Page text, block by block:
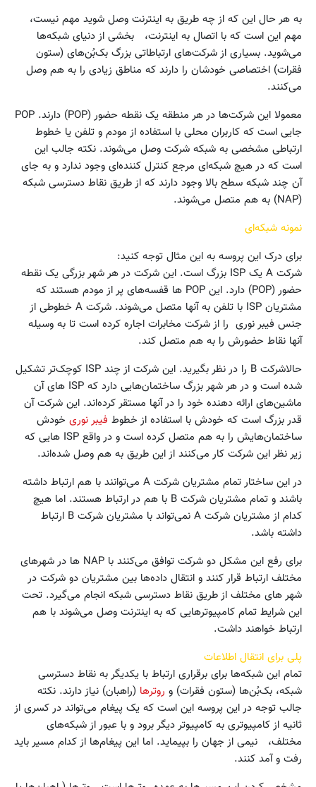
به هر حال این که از چه طریق به اینترنت وصل شوید مهم نیست،
مهم این است که با اتصال به اینترنت، بخشی از دنیای شبکه‌ها
می‌شوید. بسیاری از شرکت‌های ارتباطاتی بزرگ بک‌بُن‌های (ستون
فقرات) اختصاصی خودشان را دارند که مناطق زیادی را به هم وصل
می‌کنند.
معمولا این شرکت‌ها در هر منطقه یک نقطه حضور (POP) دارند. POP
جایی است که کاربران محلی با استفاده از مودم و تلفن یا خطوط
ارتباطی مشخصی به شبکه شرکت وصل می‌شوند. نکته جالب این
است که در هیچ شبکه‌ای مرجع کنترل کننده‌ای وجود ندارد و به جای
آن چند شبکه سطح بالا وجود دارند که از طریق نقاط دسترسی شبکه
(NAP) به هم متصل می‌شوند.
نمونه شبکه‌ای
برای درک این پروسه به این مثال توجه کنید:
شرکت A یک ISP بزرگ است. این شرکت در هر شهر بزرگی یک نقطه
حضور (POP) دارد. این POP ها قفسه‌های پر از مودم‌ هستند که
مشتریان ISP با تلفن به آنها متصل می‌شوند. شرکت A خطوطی از
جنس فیبر نوری را از شرکت مخابرات اجاره کرده است تا به وسیله
آنها نقاط حضورش را به هم متصل کند.
حالاشرکت B را در نظر بگیرید. این شرکت از چند ISP کوچک‌تر تشکیل
شده است و در هر شهر بزرگ ساختمان‌هایی دارد که ISP های آن
ماشین‌های ارائه دهنده خود را در آنها مستقر کرده‌اند. این شرکت آن
قدر بزرگ است که خودش با استفاده از خطوط فیبر نوری خودش‌
ساختمان‌هایش را به هم متصل کرده است و در واقع ISP هایی که
زیر نظر این شرکت کار می‌کنند از این طریق به هم وصل شده‌اند.
در این ساختار تمام مشتریان شرکت A می‌توانند با هم ارتباط داشته
باشند و تمام مشتریان شرکت B با هم در ارتباط هستند. اما هیچ
کدام از مشتریان شرکت A نمی‌تواند با مشتریان شرکت B ارتباط
داشته باشد.
برای رفع این مشکل دو شرکت توافق می‌کنند با NAP ها در شهرهای
مختلف ارتباط قرار کنند و انتقال داده‌ها بین مشتریان دو شرکت در
شهر های مختلف از طریق نقاط دسترسی شبکه انجام می‌گیرد. تحت
این شرایط تمام کامپیوترهایی که به اینترنت وصل می‌شوند با هم
ارتباط خواهند داشت.
پلی برای انتقال اطلاعات
تمام این شبکه‌ها برای برقراری ارتباط با یکدیگر به نقاط دسترسی
شبکه، بک‌بُن‌ها (ستون فقرات) و روترها (راهبان) نیاز دارند. نکته
جالب توجه در این پروسه این است که یک پیغام می‌تواند در کسری از
ثانیه از کامپیوتری به کامپیوتر دیگر برود و با عبور از شبکه‌های
مختلف، نیمی از جهان را بپیماید. اما این پیغام‌ها از کدام مسیر باید
رفت و آمد کنند.